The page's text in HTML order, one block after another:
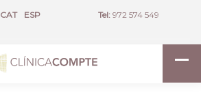
CAT ESP Tel: 972 574 549